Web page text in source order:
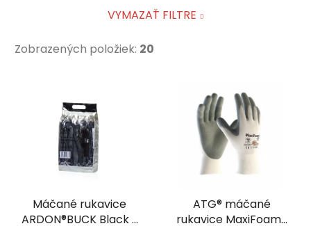
VYMAZAŤ FILTRE
Zobrazených položiek: 20
Máčané rukavice
ARDON®BUCK Black -
ATG® máčané
rukavice MaxiFoam®